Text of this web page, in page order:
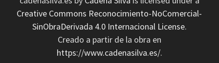
Creative Commons Reconocimiento-NoComercial-
SinObraDerivada 4.0 Internacional License.
Creado a partir de la obra en
https://www.cadenasilva.es/.